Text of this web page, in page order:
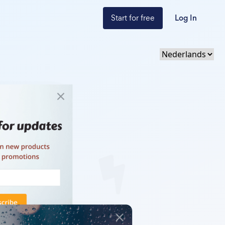
Start for free Log In